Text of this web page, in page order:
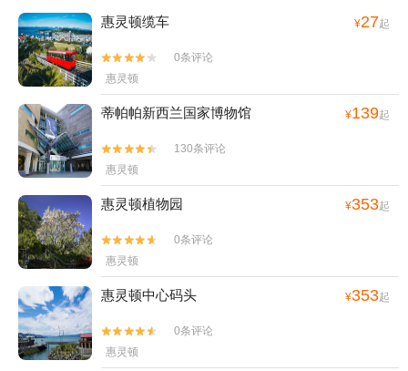
惠灵顿缆车 ¥27起


0条评论
惠灵顿
蒂帕帕新西兰国家博物馆 ¥139起


130条评论
惠灵顿
惠灵顿植物园 ¥353起


0条评论
惠灵顿
惠灵顿中心码头 ¥353起


0条评论
惠灵顿